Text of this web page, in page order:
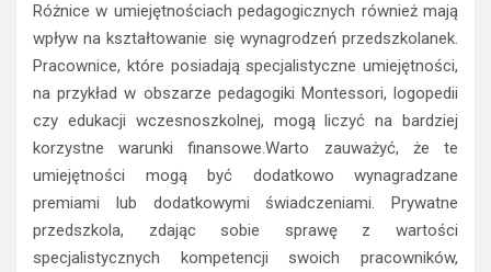
Różnice w umiejętnościach pedagogicznych również mają
wpływ na kształtowanie się wynagrodzeń przedszkolanek.
Pracownice, które posiadają specjalistyczne umiejętności,
na przykład w obszarze pedagogiki Montessori, logopedii
czy edukacji wczesnoszkolnej, mogą liczyć na bardziej
korzystne warunki finansowe.Warto zauważyć, że te
umiejętności mogą być dodatkowo wynagradzane
premiami lub dodatkowymi świadczeniami. Prywatne
przedszkola, zdając sobie sprawę z wartości
specjalistycznych kompetencji swoich pracowników,